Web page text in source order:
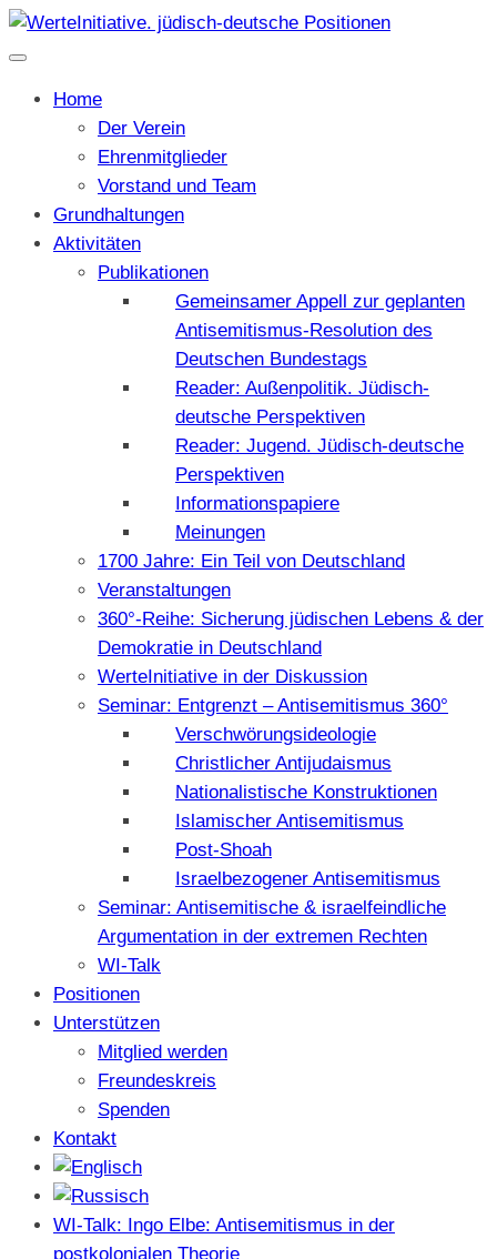
Home
Der Verein
Ehrenmitglieder
Vorstand und Team
Grundhaltungen
Aktivitäten
Publikationen
Gemeinsamer Appell zur geplanten
Antisemitismus-Resolution des
Deutschen Bundestags
Reader: Außenpolitik. Jüdisch-
deutsche Perspektiven
Reader: Jugend. Jüdisch-deutsche
Perspektiven
Informationspapiere
Meinungen
1700 Jahre: Ein Teil von Deutschland
Veranstaltungen
360°-Reihe: Sicherung jüdischen Lebens & der
Demokratie in Deutschland
WerteInitiative in der Diskussion
Seminar: Entgrenzt – Antisemitismus 360°
Verschwörungsideologie
Christlicher Antijudaismus
Nationalistische Konstruktionen
Islamischer Antisemitismus
Post-Shoah
Israelbezogener Antisemitismus
Seminar: Antisemitische & israelfeindliche
Argumentation in der extremen Rechten
WI-Talk
Positionen
Unterstützen
Mitglied werden
Freundeskreis
Spenden
Kontakt
WI-Talk: Ingo Elbe: Antisemitismus in der
postkolonialen Theorie